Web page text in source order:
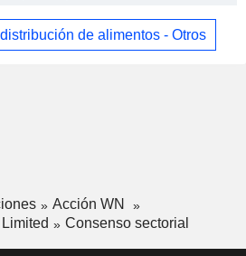
de alimentos - Otros
Acción WN
Consenso sectorial